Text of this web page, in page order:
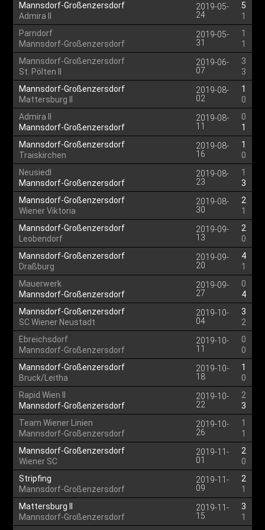
Mannsdorf-Großenzersdorf
Admira II
2019-05-
24
5
1
Parndorf
Mannsdorf-Großenzersdorf
2019-05-
31
1
1
Mannsdorf-Großenzersdorf
St. Pölten II
2019-06-
07
3
3
Mannsdorf-Großenzersdorf
Mattersburg II
2019-08-
02
1
0
Admira II
Mannsdorf-Großenzersdorf
2019-08-
11
0
1
Mannsdorf-Großenzersdorf
Traiskirchen
2019-08-
16
1
0
Neusiedl
Mannsdorf-Großenzersdorf
2019-08-
23
1
3
Mannsdorf-Großenzersdorf
Wiener Viktoria
2019-08-
30
2
1
Mannsdorf-Großenzersdorf
Leobendorf
2019-09-
13
2
0
Mannsdorf-Großenzersdorf
Draßburg
2019-09-
20
4
1
Mauerwerk
Mannsdorf-Großenzersdorf
2019-09-
27
0
4
Mannsdorf-Großenzersdorf
SC Wiener Neustadt
2019-10-
04
3
2
Ebreichsdorf
Mannsdorf-Großenzersdorf
2019-10-
11
0
0
Mannsdorf-Großenzersdorf
Bruck/Leitha
2019-10-
18
1
0
Rapid Wien II
Mannsdorf-Großenzersdorf
2019-10-
22
2
3
Team Wiener Linien
Mannsdorf-Großenzersdorf
2019-10-
26
1
1
Mannsdorf-Großenzersdorf
Wiener SC
2019-11-
01
2
0
Stripfing
Mannsdorf-Großenzersdorf
2019-11-
09
2
1
Mattersburg II
Mannsdorf-Großenzersdorf
2019-11-
15
3
1